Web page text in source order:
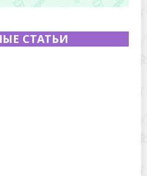
СТАТЬИ